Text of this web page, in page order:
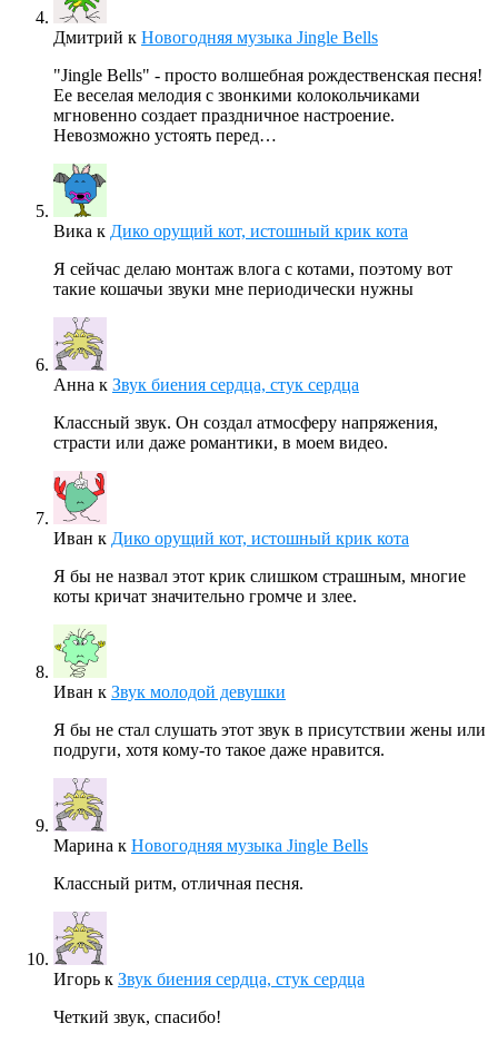
Дмитрий к Новогодняя музыка Jingle Bells
"Jingle Bells" - просто волшебная рождественская песня!
Ее веселая мелодия с звонкими колокольчиками
мгновенно создает праздничное настроение.
Невозможно устоять перед…
Вика к Дико орущий кот, истошный крик кота
Я сейчас делаю монтаж влога с котами, поэтому вот
такие кошачьи звуки мне периодически нужны
Анна к Звук биения сердца, стук сердца
Классный звук. Он создал атмосферу напряжения,
страсти или даже романтики, в моем видео.
Иван к Дико орущий кот, истошный крик кота
Я бы не назвал этот крик слишком страшным, многие
коты кричат значительно громче и злее.
Иван к Звук молодой девушки
Я бы не стал слушать этот звук в присутствии жены или
подруги, хотя кому-то такое даже нравится.
Марина к Новогодняя музыка Jingle Bells
Классный ритм, отличная песня.
Игорь к Звук биения сердца, стук сердца
Четкий звук, спасибо!